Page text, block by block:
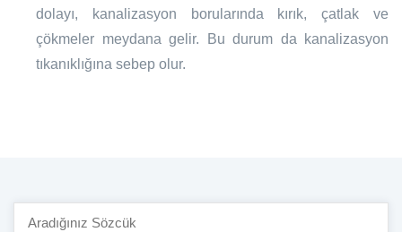
dolayı, kanalizasyon borularında kırık, çatlak ve
çökmeler meydana gelir. Bu durum da kanalizasyon
tıkanıklığına sebep olur.
Site